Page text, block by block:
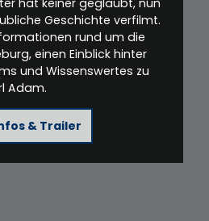
Geschichte verfilmt.
rund um die
einen Einblick hinter
und Wissenswertes zu
Adam.
& Trailer